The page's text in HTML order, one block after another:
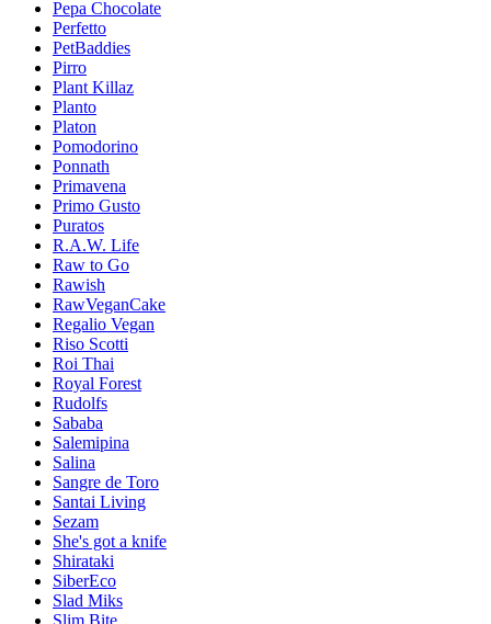
Pepa Chocolate
Perfetto
PetBaddies
Pirro
Plant Killaz
Planto
Platon
Pomodorino
Ponnath
Primavena
Primo Gusto
Puratos
R.A.W. Life
Raw to Go
Rawish
RawVeganCake
Regalio Vegan
Riso Scotti
Roi Thai
Royal Forest
Rudolfs
Sababa
Salemipina
Salina
Sangre de Toro
Santai Living
Sezam
She's got a knife
Shirataki
SiberEco
Slad Miks